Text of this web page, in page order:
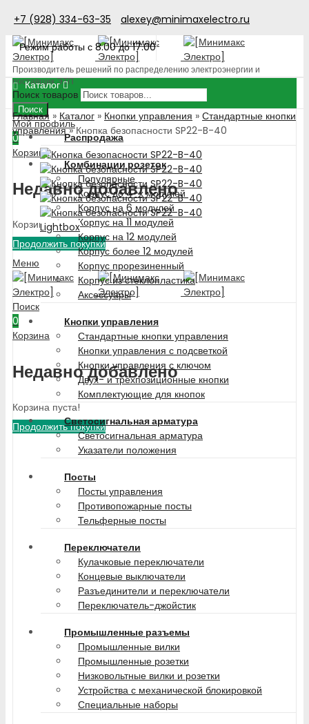
+7 (928) 334-63-35
alexey@minimaxelectro.ru
Режим работы с 8.00 до 17.00
Производитель решений по распределению электроэнергии и
поставщик ЭТП
Поиск товаров
Поиск
Мой профиль
0
Корзина
Недавно добавлено
Корзина пуста!
Продолжить покупки
Меню
Поиск
0
Корзина
Недавно добавлено
Корзина пуста!
Продолжить покупки
Каталог
Распродажа
Комбинации розеток
Популярные
Корпус до 4-х модулей
Корпус на 6 модулей
Корпус на 11 модулей
Корпус на 12 модулей
Корпус более 12 модулей
Корпус прорезиненный
Корпус из стеклопластика
Аксессуары
Кнопки управления
Стандартные кнопки управления
Кнопки управления с подсветкой
Кнопки управления с ключом
Двух- и трехпозиционные кнопки
Комплектующие для кнопок
Светосигнальная арматура
Светосигнальная арматура
Указатели положения
Посты
Посты управления
Противопожарные посты
Тельферные посты
Переключатели
Кулачковые переключатели
Концевые выключатели
Разъединители и переключатели
Переключатель-джойстик
Промышленные разъемы
Промышленные вилки
Промышленные розетки
Низковольтные вилки и розетки
Устройства с механической блокировкой
Специальные наборы
Главная » Каталог » Кнопки управления » Стандартные кнопки
управления»Кнопка безопасности SP22-B-40
Lightbox